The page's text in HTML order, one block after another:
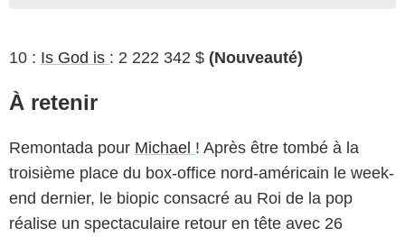
10 : Is God is : 2 222 342 $ (Nouveauté)
À retenir
Remontada pour Michael ! Après être tombé à la
troisième place du box-office nord-américain le week-
end dernier, le biopic consacré au Roi de la pop
réalise un spectaculaire retour en tête avec 26